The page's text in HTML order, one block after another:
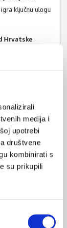
medija i
upotrebi
društvene
kombinirati s
su prikupili
ključnu ulogu
Hrvatske
SVIĐA
MI SE
1